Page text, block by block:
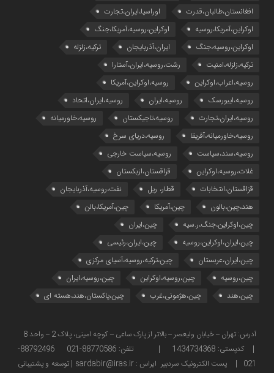
افغانستان،طالبان،قدرت
اوراسیا،ایران،تجارت
اوکراین،آمریکا،روسیه
اوکراین،روسیه،آمریکا،جنگ
اوکراین،روسیه،جنگ
ایران،آذربایجان
ترکیه،زلزله
ترکیه،زلزله،امنیت
رشت،روسیه،ایران،آستارا
روسیه،اعراب،اوکراین
روسیه،اوکراین،آمریکا
روسیه،ایبورسک
روسیه،ایران
روسیه،ایران،اتحاد
روسیه،ایران،تجارت
روسیه،تاجیکستان
روسیه،خاورمیانه
روسیه،خاورمیانه،آفریقا
روسیه،دریای سرخ
روسیه،سند،سیاست
روسیه،سیاست خارجی
غلات،روسیه،اوکراین
قزاقستان،ازبکستان
قزاقستان،انتخابات
قطار، ریل
نفت،روسیه،آذربایجان
هند،چین،بالون
چین،آمریکا
چین،آمریکا،بالن
چین،اوکراین،جنگ،ر.سیه
چین،ایران
چین،ایران،اوکراین،روسیه
چین،ایران،رئیسی
چین،ایران،عربستان
چین،ترکیه،روسیه،آسیای مرکزی
چین،روسیه
چین،روسیه،اوکراین
چین،روسیه،ایران
چین،هند
چین،هژمونی،غرب چین،پاکستان،هند،هسته ای
| کدپستی: 1434734368 | تلفن: 88770586-021 88792496-
021 | پست الکترونیک سردبیر ایراس : sardabir@iras.ir |
توسعه و پشتیبانی